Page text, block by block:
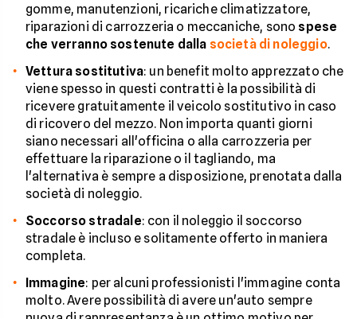
gomme, manutenzioni, ricariche climatizzatore,
riparazioni di carrozzeria o meccaniche, sono spese
che verranno sostenute dalla società di noleggio.
Vettura sostitutiva: un benefit molto apprezzato che
viene spesso in questi contratti è la possibilità di
ricevere gratuitamente il veicolo sostitutivo in caso
di ricovero del mezzo. Non importa quanti giorni
siano necessari all'officina o alla carrozzeria per
effettuare la riparazione o il tagliando, ma
l'alternativa è sempre a disposizione, prenotata dalla
società di noleggio.
Soccorso stradale: con il noleggio il soccorso
stradale è incluso e solitamente offerto in maniera
completa.
Immagine: per alcuni professionisti l'immagine conta
molto. Avere possibilità di avere un'auto sempre